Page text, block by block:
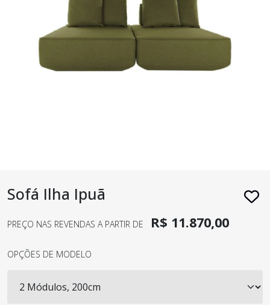
Sofá Ilha Ipuã
PREÇO NAS REVENDAS A PARTIR DE R$ 11.870,00
OPÇÕES DE MODELO